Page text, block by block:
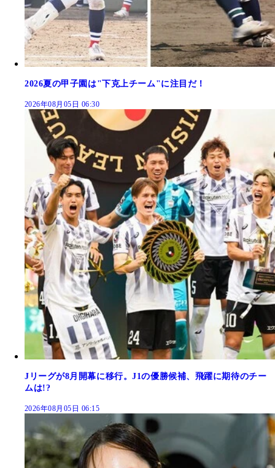
2026夏の甲子園は"下克上チーム"に注目だ！
2026年08月05日 06:30
Jリーグが8月開幕に移行。J1の優勝候補、飛躍に期待のチー
ムは!?
2026年08月05日 06:15